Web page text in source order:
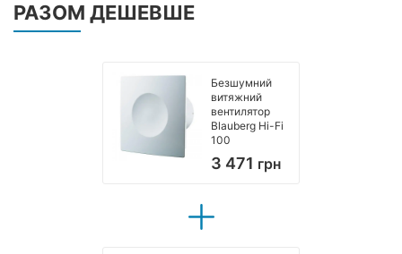
РАЗОМ ДЕШЕВШЕ
Безшумний
витяжний
вентилятор
Blauberg Hi-Fi
100
3 471 грн